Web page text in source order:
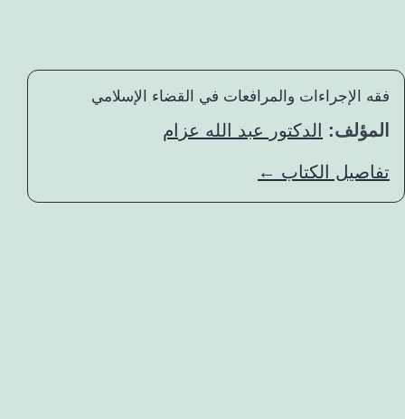
فقه الإجراءات والمرافعات في القضاء الإسلامي
المؤلف: الدكتور عبد الله عزام
تفاصيل الكتاب ←